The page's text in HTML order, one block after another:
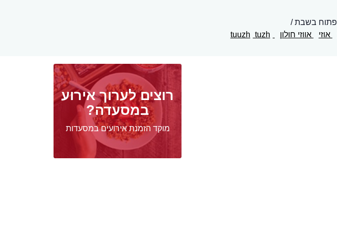
פתוח בשבת
אוזי אווזי חולון tuzh
רוצים לערוך אירוע
במסעדה?
מוקד הזמנת אירועים במסעדות